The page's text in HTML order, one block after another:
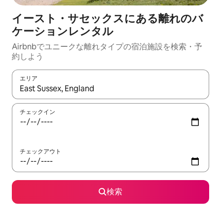
イースト・サセックスにある離れのバ
ケーションレンタル
Airbnbでユニークな離れタイプの宿泊施設を検索・予
約しよう
エリア
検索結果が表示されたら、上下の矢印キーを使って移動するか
チェックイン
チェックアウト
検索